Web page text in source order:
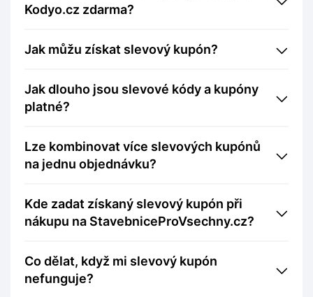
Kodyo.cz zdarma?
Jak můžu získat slevový kupón?
Jak dlouho jsou slevové kódy a kupóny
platné?
Lze kombinovat více slevových kupónů
na jednu objednávku?
Kde zadat získaný slevový kupón při
nákupu na StavebniceProVsechny.cz?
Co dělat, když mi slevový kupón
nefunguje?